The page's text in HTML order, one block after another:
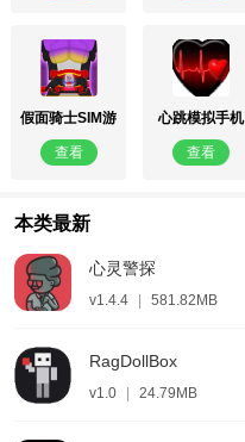
假面骑士SIM游
戏
查看
心跳模拟手机
版
查看
本类最新
心灵警探
v1.4.4 | 581.82MB
RagDollBox
v1.0 | 24.79MB